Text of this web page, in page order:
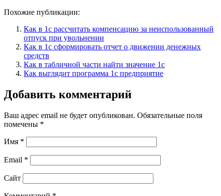
Похожие публикации:
Как в 1с рассчитать компенсацию за неиспользованный
отпуск при увольнении
Как в 1с сформировать отчет о движении денежных
средств
Как в табличной части найти значение 1с
Как выглядит программа 1с предприятие
Добавить комментарий
Ваш адрес email не будет опубликован. Обязательные поля
помечены *
Имя *
Email *
Сайт